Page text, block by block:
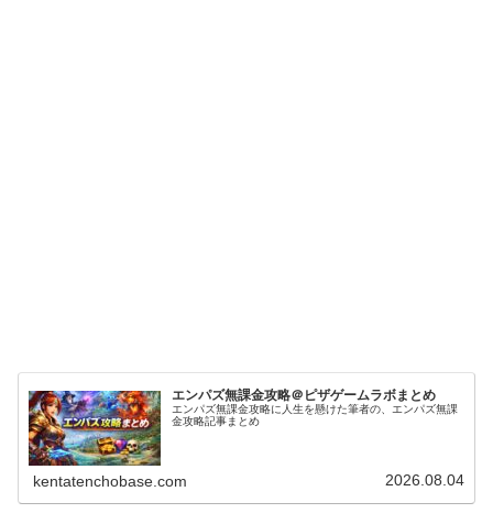
エンパズ無課金攻略＠ピザゲームラボまとめ
エンパズ無課金攻略に人生を懸けた筆者の、エンパズ無課
金攻略記事まとめ
kentatenchobase.com 2026.08.04